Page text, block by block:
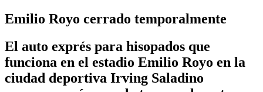
Emilio Royo cerrado temporalmente
El auto exprés para hisopados que
funciona en el estadio Emilio Royo en la
ciudad deportiva Irving Saladino